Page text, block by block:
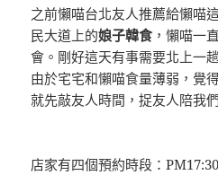
之前懶喵台北友人推薦給懶喵
民大道上的娘子韓食 ，懶喵一
會。剛好這天有事需要北上一
由於宅宅和懶喵食量薄弱，覺
就先敲友人時間，捉友人陪我
店家有四個預約時段：